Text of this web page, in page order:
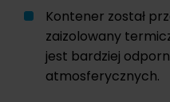
Kontener został
zaizolowany
jest bardziej
atmosferycznych.